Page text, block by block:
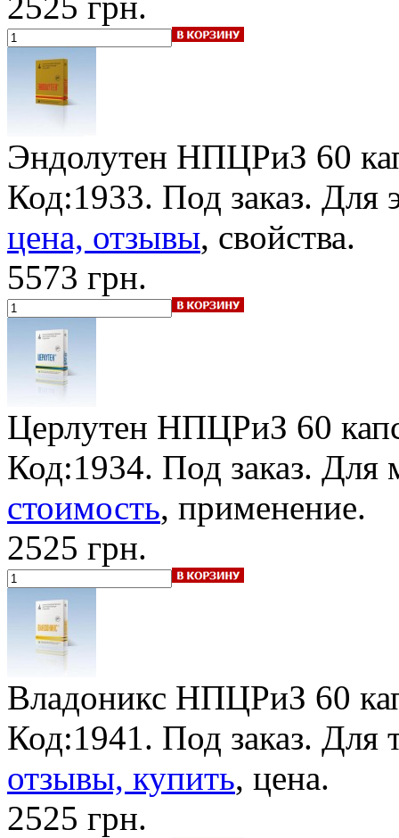
Эндолутен НПЦРиЗ 60
Код:1933. Под заказ. Для
цена, отзывы, свойства.
5573 грн.
Церлутен НПЦРиЗ 60
Код:1934. Под заказ. Для
стоимость, применение.
2525 грн.
Владоникс НПЦРиЗ 60
Код:1941. Под заказ. Для
отзывы, купить, цена.
2525 грн.